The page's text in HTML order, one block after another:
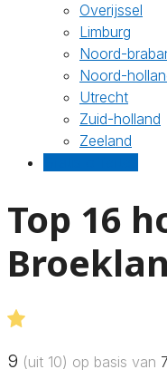
Overijssel
Limburg
Noord-
Noord-
Utrecht
Zuid-holland
Zeeland
Top 16
9 (uit 10) op basis van